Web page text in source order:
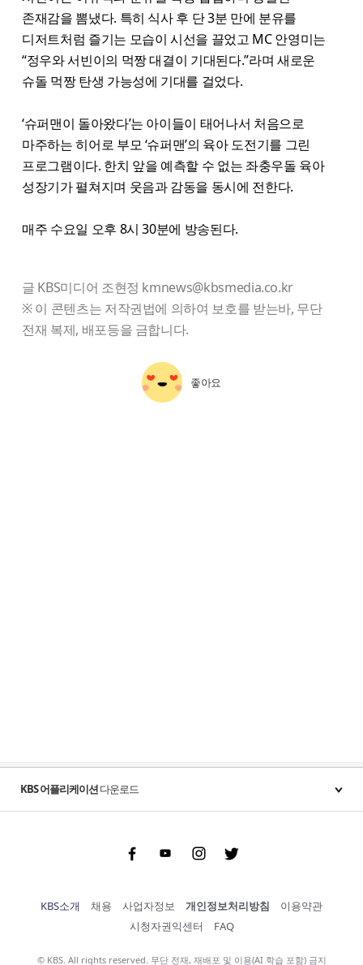
존재감을 뽐냈다. 특히 식사 후 단 3분 만에 분유를
디저트처럼 즐기는 모습이 시선을 끌었고 MC 안영미는
“정우와 서빈이의 먹짱 대결이 기대된다.”라며 새로운
슈돌 먹짱 탄생 가능성에 기대를 걸었다.
‘슈퍼맨이 돌아왔다’는 아이들이 태어나서 처음으로
마주하는 히어로 부모 ‘슈퍼맨’의 육아 도전기를 그린
프로그램이다. 한치 앞을 예측할 수 없는 좌충우돌 육아
성장기가 펼쳐지며 웃음과 감동을 동시에 전한다.
매주 수요일 오후 8시 30분에 방송된다.
글 KBS미디어 조현정 kmnews@kbsmedia.co.kr
※ 이 콘텐츠는 저작권법에 의하여 보호를 받는바, 무단
전재 복제, 배포등을 금합니다.
좋아요
KBS 어플리케이션다운로드
FacebookYoutubeInstgram Twitter
KBS소개 채용 사업자정보 개인정보처리방침
이용약관
시청자권익센터
FAQ
© KBS. All rights reserved. 무단 전재, 재배포 및 이용(AI 학습 포함) 금지